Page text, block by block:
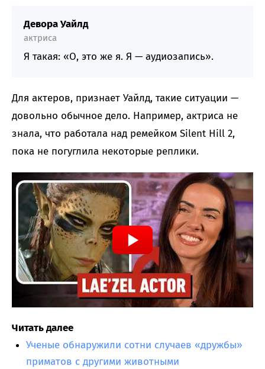
Девора Уайлд
актриса
Я такая: «О, это же я. Я — аудиозапись».
Для актеров, признает Уайлд, такие ситуации —
довольно обычное дело. Например, актриса не
знала, что работала над ремейком Silent Hill 2,
пока не погуглила некоторые реплики.
Читать далее
Ученые обнаружили сотни случаев «дружбы»
приматов с другими животными